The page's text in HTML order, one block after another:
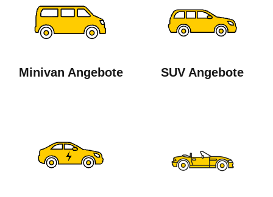
Minivan Angebote SUV Angebote